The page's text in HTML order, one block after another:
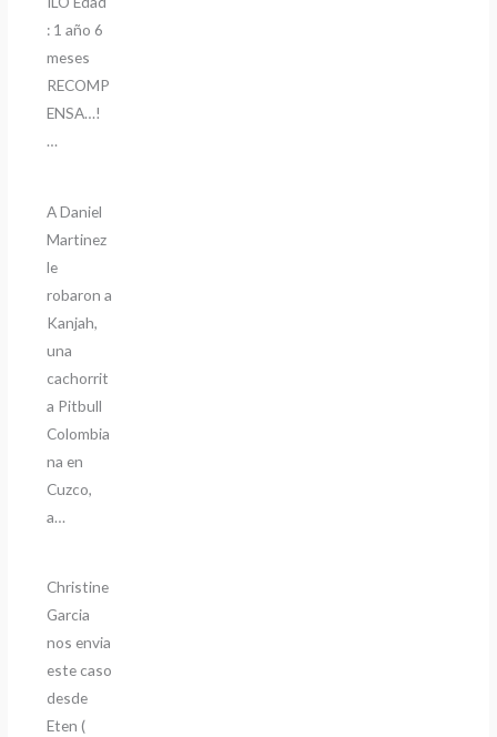
: 1 año 6
meses
RECOMP
ENSA…!
…
A Daniel
Martinez
le
robaron a
Kanjah,
una
cachorrit
a Pitbull
Colombia
na en
Cuzco,
a…
Christine
Garcia
nos envia
este caso
desde
Eten (